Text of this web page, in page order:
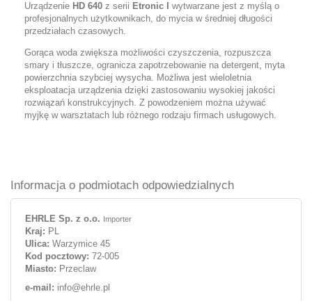
Urządzenie HD 640 z serii Etronic I
wytwarzane jest z myślą o
profesjonalnych użytkownikach, do mycia w średniej długości
przedziałach czasowych.
Gorąca woda zwiększa możliwości czyszczenia, rozpuszcza
smary i tłuszcze, ogranicza zapotrzebowanie na detergent, myta
powierzchnia szybciej wysycha. Możliwa jest wieloletnia
eksploatacja urządzenia dzięki zastosowaniu wysokiej jakości
rozwiązań konstrukcyjnych. Z powodzeniem można używać
myjkę w warsztatach lub różnego rodzaju firmach usługowych.
Informacja o podmiotach odpowiedzialnych
EHRLE Sp. z o.o. Importer
Kraj: PL
Ulica: Warzymice 45
Kod pocztowy: 72-005
Miasto: Przeclaw
e-mail: info@ehrle.pl